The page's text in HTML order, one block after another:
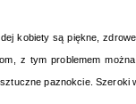
kobiety są piękne,
z tym problemem
paznokcie. Szeroki